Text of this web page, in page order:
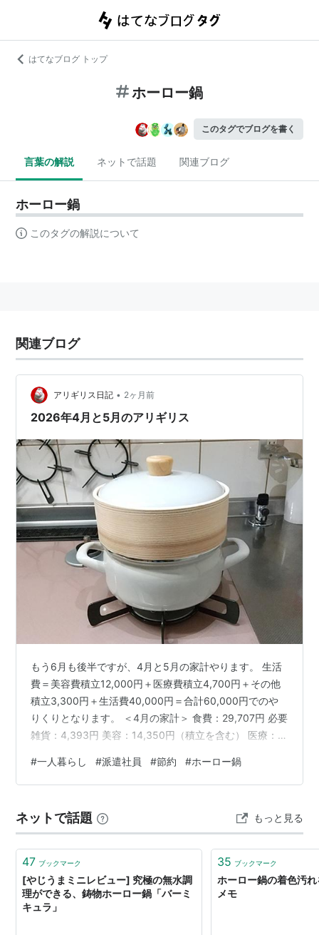
はてなブログ トップ
ホーロー鍋
このタグでブログを書く
言葉の解説 ネットで話題 関連ブログ
ホーロー鍋
このタグの解説について
関連ブログ
アリギリス日記 • 2ヶ月前
2026年4月と5月のアリギリス
もう6月も後半ですが、4月と5月の家計やります。 生活
費＝美容費積立12,000円＋医療費積立4,700円＋その他
積立3,300円＋生活費40,000円＝合計60,000円でのや
りくりとなります。 ＜4月の家計＞ 食費：29,707円 必要
雑貨：4,393円 美容：14,350円（積立を含む） 医療：
3,300円 余剰金：1,141円 ＜5月の家計＞ 食費：21,031円
必要雑貨：1,557円 美容：19,721円（積立を含む） 医
3,300円 余剰金：1,674円 ＜最近…
#一人暮らし #派遣社員 #節約 #ホーロー鍋
ネットで話題 もっと見る
47 ブックマーク
[やじうまミニレビュー] 究極の無水調
理ができる、鋳物ホーロー鍋「バーミ
キュラ」
35 ブックマーク
ホーロー鍋の着色汚
メモ